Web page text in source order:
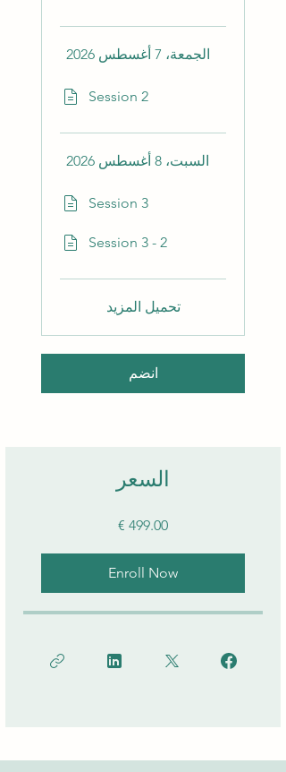
الجمعة، 7 أغسطس 2026
Session 2
السبت، 8 أغسطس 2026
Session 3
Session 3 - 2
تحميل المزيد
انضم
السعر
Enroll Now